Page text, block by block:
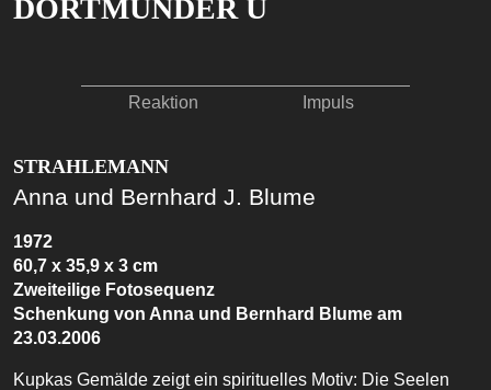
DORTMUNDER U
Reaktion Impuls
STRAHLEMANN
Anna und Bernhard J. Blume
1972
60,7 x 35,9 x 3 cm
Zweiteilige Fotosequenz
Schenkung von Anna und Bernhard Blume am
23.03.2006
Kupkas Gemälde zeigt ein spirituelles Motiv: Die Seelen